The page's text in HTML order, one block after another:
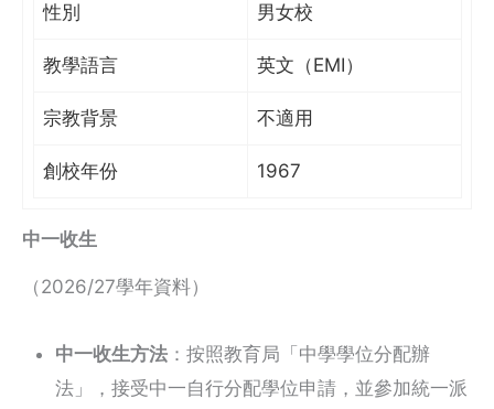
性別 男女校
教學語言 英文（EMI）
宗教背景 不適用
創校年份 1967
中一收生
（2026/27學年資料）
中一收生方法 ：按照教育局「中學學位分配辦
法」，接受中一自行分配學位申請，並參加統一派